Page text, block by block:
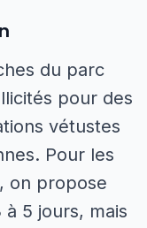
du parc
pour des
vétustes
Pour les
on propose
5 jours, mais